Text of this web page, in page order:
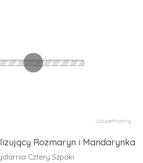
Uzupełniamy
Rozmaryn i Mandarynka
Cztery Szpaki